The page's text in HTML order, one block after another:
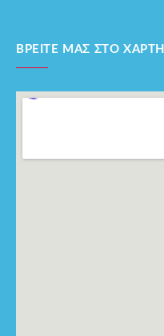
ΒΡΕΊΤΕ ΜΑΣ ΣΤΟ